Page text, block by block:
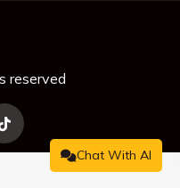
Chat With AI
reserved